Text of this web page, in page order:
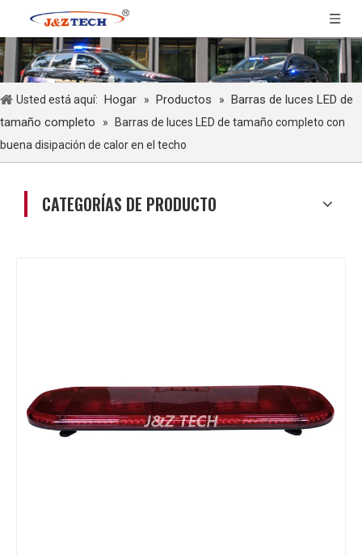
Usted está aquí: Hogar » Productos » Barras de luces LED de
tamaño completo
»
Barras de luces LED de tamaño completo con
buena disipación de calor en el techo
CATEGORÍAS DE PRODUCTO